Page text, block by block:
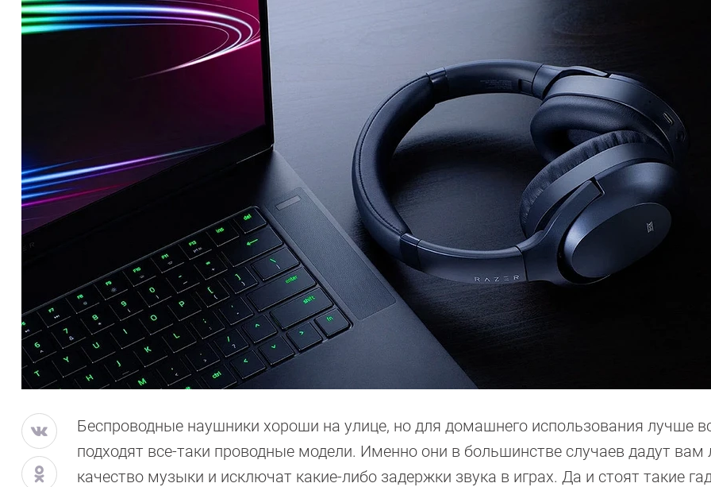
Беспроводные наушники хороши на улице, но для домашнего использования лучше
подходят все-таки проводные модели. Именно они в большинстве случаев дадут вам
качество музыки и исключат какие-либо задержки звука в играх. Да и стоят такие